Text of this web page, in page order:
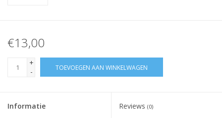
€13,00
+
-
TOEVOEGEN AAN WINKELWAGEN
Informatie Reviews (0)